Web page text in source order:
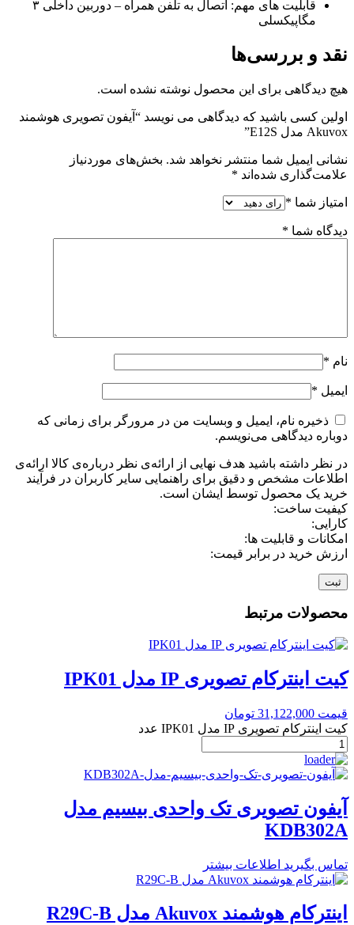
قابلیت های مهم: اتصال به تلفن همراه – دوربین داخلی ۳
مگاپیکسلی
نقد و بررسی‌ها
هیچ دیدگاهی برای این محصول نوشته نشده است.
اولین کسی باشید که دیدگاهی می نویسد “آیفون تصویری هوشمند
Akuvox مدل E12S”
نشانی ایمیل شما منتشر نخواهد شد. بخش‌های موردنیاز
علامت‌گذاری شده‌اند *
امتیاز شما *
دیدگاه شما *
نام *
ایمیل *
ذخیره نام، ایمیل و وبسایت من در مرورگر برای زمانی که
دوباره دیدگاهی می‌نویسم.
در نظر داشته باشید هدف نهایی از ارائه‌ی نظر درباره‌ی کالا ارائه‌ی
اطلاعات مشخص و دقیق برای راهنمایی سایر کاربران در فرآیند
خرید یک محصول توسط ایشان است.
کیفیت ساخت:
کارایی:
امکانات و قابلیت ها:
ارزش خرید در برابر قیمت:
محصولات مرتبط
کیت اینترکام تصویری IP مدل IPK01
قیمت 31,122,000 تومان
کیت اینترکام تصویری IP مدل IPK01 عدد
آیفون تصویری تک واحدی بیسیم مدل
KDB302A
تماس بگیرید اطلاعات بیشتر
اینترکام هوشمند Akuvox مدل R29C-B